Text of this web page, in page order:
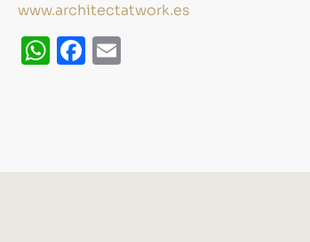
www.architectatwork.es
WhatsApp
Facebook